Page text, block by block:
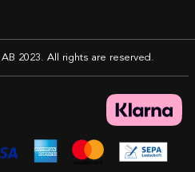
2023. All rights are reserved.